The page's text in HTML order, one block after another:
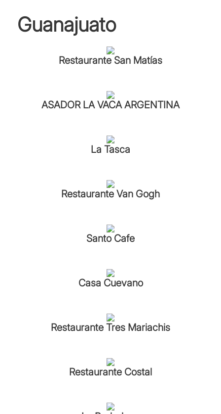
Guanajuato
Restaurante San Matías
ASADOR LA VACA ARGENTINA
La Tasca
Restaurante Van Gogh
Santo Cafe
Casa Cuevano
Restaurante Tres Mariachis
Restaurante Costal